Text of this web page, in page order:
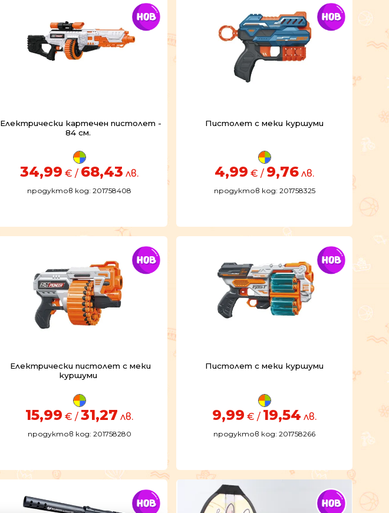
Електрически картечен пистолет -
84 см.
34,99 € / 68,43 лв.
продуктов код: 201758408
Пистолет с меки куршуми
4,99 € / 9,76 лв.
продуктов код: 201758325
Електрически пистолет с меки
куршуми
15,99 € /31,27 лв.
продуктов код: 201758280
Пистолет с меки куршуми
9,99 € / 19,54 лв.
продуктов код: 201758266